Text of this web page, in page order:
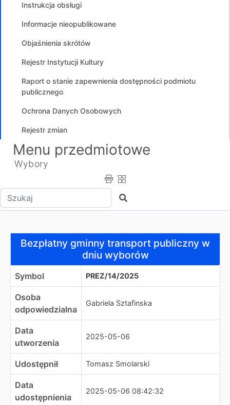
Instrukcja obsługi
Informacje nieopublikowane
Objaśnienia skrótów
Rejestr Instytucji Kultury
Raport o stanie zapewnienia dostępności podmiotu
publicznego
Ochrona Danych Osobowych
Rejestr zmian
Menu przedmiotowe
Wybory
Wpisz tekst do wyszukania Szukaj
Bezpłatny gminny transport publiczny w dniu wyborów
Bezpłatny gminny transport publiczny w
dniu wyborów
Symbol PREZ/14/2025
Osoba
odpowiedzialna
Gabriela Sztafinska
Data
utworzenia
2025-05-06
Udostępnił Tomasz Smolarski
Data
udostępnienia
2025-05-06 08:42:32